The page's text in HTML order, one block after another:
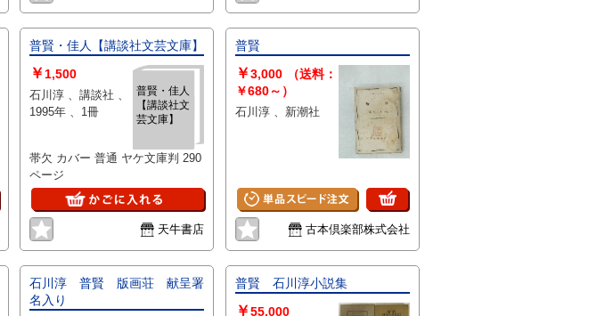
当店の扱う商品の特質上、状態の
可能な）為、状態欄の「中古品
（並）」という表現は考慮にいれ
ないで下さい。痛みなどの瑕疵に
つきましては、解説欄等をご参考
にして下さい。状態表記の無いも
のは特に問題なく良好とお考え下
本屋」は６段階の「状態」表記が
商品の特質上、状態の簡易な区分
けは適切ではない（不可能な）
為、状態欄の「中古品（並）」と
いう表現は考慮にいれないで下さ
い。痛みなどの瑕疵につきまして
は、解説欄等をご参考にして下さ
い。状態表記の無いものは特に問
題なく良好とお考え下さい。:
普賢・佳人【講談社文芸文庫】
普賢・佳人
【講談社文
芸文庫】
￥ 1,500
石川淳 、講談社 、
1995年 、1冊
帯欠 カバー 普通 ヤケ文庫判 290
ページ
天牛書店
普賢
￥3,000
（送料：
￥680～）
石川淳 、新潮社
古本倶楽部株式会社
石川淳 普賢 版画荘 献呈署
名入り
普賢 石川淳小説集
￥55,000